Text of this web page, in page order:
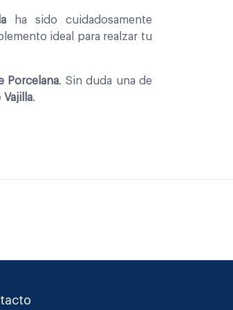
ha sido cuidadosamente
ideal para realzar tu
Porcelana. Sin duda una de
Vajilla.